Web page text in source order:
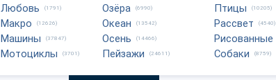
Любовь (1791)
Макро (12626)
Машины (37847)
Мотоциклы (3701)
Озёра (6990)
Океан (13542)
Осень (14466)
Пейзажи (24611)
Птицы (10205)
Рассвет (4540)
Рисованные
Собаки (8759)